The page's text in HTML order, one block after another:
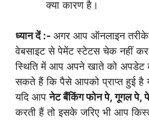
क्या कारण है।
ध्यान दें :- अगर आप ऑनलाइन
वेबसाइट से पेमेंट स्टेटस चेक नहीं कर
स्थिति में आप अपने खाते को अपडेट
सकते हैं कि पैसे आपको प्राप्त हुई है
यदि आपनेट बैंकिंग फोन पे, गूगल पे,
करती हैं तो इसके जरिए भी आप